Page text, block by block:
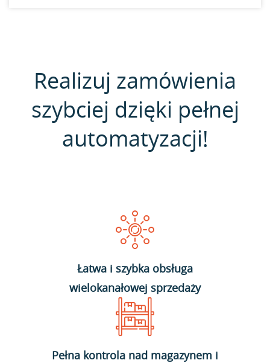
Realizuj zamówienia
szybciej dzięki pełnej
automatyzacji!
Łatwa i szybka obsługa
wielokanałowej sprzedaży
Pełna kontrola nad magazynem i